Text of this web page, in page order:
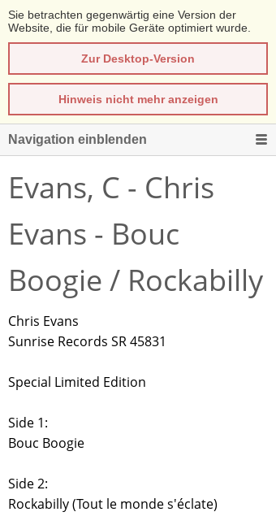
Sie betrachten gegenwärtig eine Version der
Website, die für mobile Geräte optimiert wurde.
Zur Desktop-Version
Hinweis nicht mehr anzeigen
Navigation einblenden
Evans, C - Chris
Evans - Bouc
Boogie / Rockabilly
Chris Evans
Sunrise Records SR 45831
Special Limited Edition
Side 1:
Bouc Boogie
Side 2:
Rockabilly (Tout le monde s'éclate)